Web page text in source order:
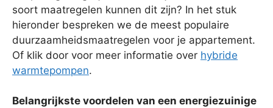
soort maatregelen kunnen dit zijn? In het stuk
hieronder bespreken we de meest populaire
duurzaamheidsmaatregelen voor je appartement.
Of klik door voor meer informatie over hybride
warmtepompen.
Belangrijkste voordelen van een energiezuinige